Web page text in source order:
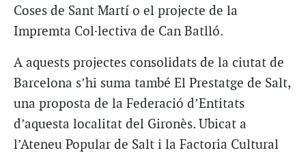
Coses de Sant Martí o el projecte de la
Impremta Col·lectiva de Can Batlló.
A aquests projectes consolidats de la ciutat de
Barcelona s’hi suma també El Prestatge de Salt,
una proposta de la Federació d’Entitats
d’aquesta localitat del Gironès. Ubicat a
l’Ateneu Popular de Salt i la Factoria Cultural